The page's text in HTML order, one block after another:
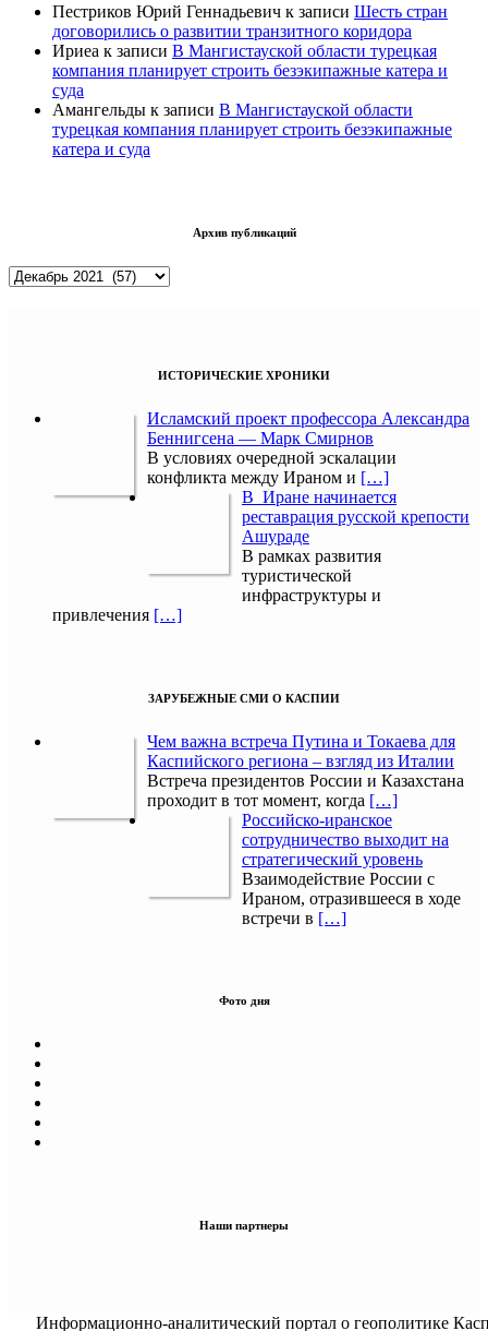
Пестриков Юрий Геннадьевич к записи Шесть стран
договорились о развитии транзитного коридора
Ириеа к записи В Мангистауской области турецкая
компания планирует строить безэкипажные катера и
суда
Амангельды к записи В Мангистауской области
турецкая компания планирует строить безэкипажные
катера и суда
Архив публикаций
Архив
ИСТОРИЧЕСКИЕ ХРОНИКИ
Исламский проект профессора Александра
Беннигсена — Марк Смирнов
В условиях очередной эскалации
конфликта между Ираном и […]
В Иране начинается
реставрация русской крепости
Ашураде
В рамках развития
туристической
инфраструктуры и
привлечения […]
ЗАРУБЕЖНЫЕ СМИ О КАСПИИ
Чем важна встреча Путина и Токаева для
Каспийского региона – взгляд из Италии
Встреча президентов России и Казахстана
проходит в тот момент, когда […]
Российско-иранское
сотрудничество выходит на
стратегический уровень
Взаимодействие России с
Ираном, отразившееся в ходе
встречи в […]
Фото дня
Наши партнеры
Информационно-аналитический портал о геополитике